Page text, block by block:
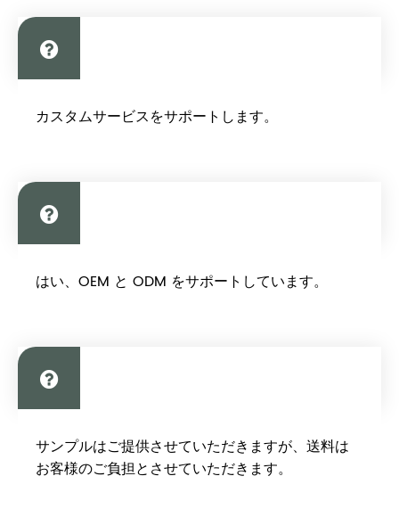
か?
カスタムサービスをサポートします。
OEMが受け入れられるかどうか？
はい、OEM と ODM をサポートしています。
か、それとも有料ですか？
サンプルはご提供させていただきますが、送料は
お客様のご負担とさせていただきます。